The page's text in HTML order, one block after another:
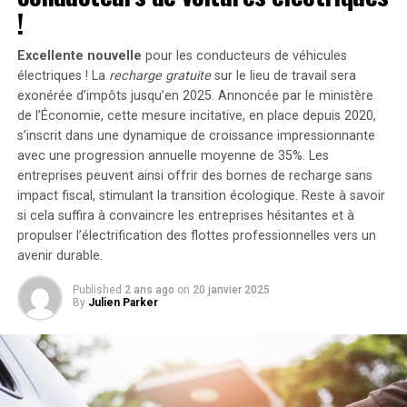
portant ainsi la puissance totale à un impressionnant
2400 watts
de stockage énergétique, il est possible d’intégrer
jusqu’à cinq batteries supplémentaires de 1,6
kilowattheure chacune, augmentant la capacité totale à
9,6 kilowattheures.
Intégration dans un Écosystème
Intelligent
Le Solarbank 2 AC s’intègre parfaitement dans un
écosystème énergétique intelligent grâce à sa
compatibilité avec le compteur Anker SOLIX Smart et
les prises intelligentes proposées par Anker. cette
consommation électrique tout en réduisant les pertes
énergétiques inutiles. De plus, Anker SOLIX prévoit
d’étendre cette compatibilité aux dispositifs Shelly.
!
Excellente nouvelle pour les conducteurs de véhicules
électriques ! La recharge gratuitesur le lieu de travail sera
exonérée d’impôts jusqu’en 2025. Annoncée par le ministère
de l’Économie, cette mesure incitative, en place depuis 2020,
s’inscrit dans une dynamique de croissance impressionnante
avec une progression annuelle moyenne de 35%. Les
entreprises peuvent ainsi offrir des bornes de recharge sans
impact fiscal, stimulant la transition écologique. Reste à savoir
si cela suffira à convaincre les entreprises hésitantes et à
propulser l’électrification des flottes professionnelles vers un
avenir durable.
Published 2 ans ago on 20 janvier 2025
By Julien Parker